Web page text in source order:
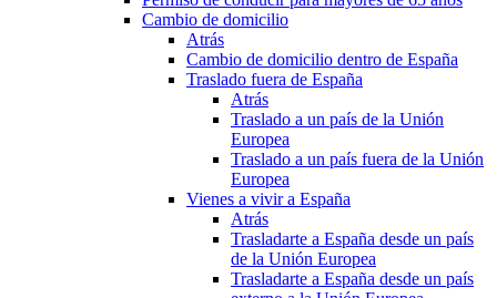
Cambio de domicilio
Atrás
Cambio de domicilio dentro de España
Traslado fuera de España
Atrás
Traslado a un país de la Unión
Europea
Traslado a un país fuera de la Unión
Europea
Vienes a vivir a España
Atrás
Trasladarte a España desde un país
de la Unión Europea
Trasladarte a España desde un país